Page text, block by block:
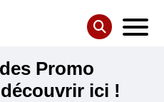
Promo
ici !